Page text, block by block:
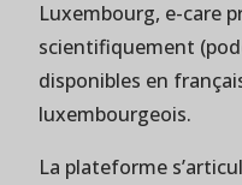
Luxembourg, e-care
scientifiquement
disponibles en
luxembourgeois.
La plateforme